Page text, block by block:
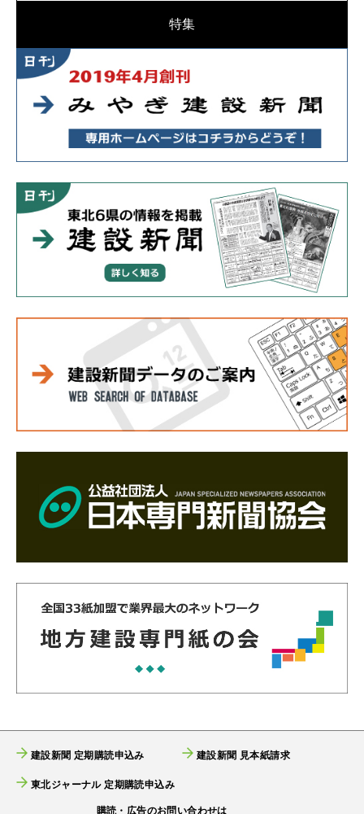
特集
建設新聞 定期購読申込み 建設新聞 見本紙請求
東北ジャーナル 定期購読申込み
購読・広告のお問い合わせは